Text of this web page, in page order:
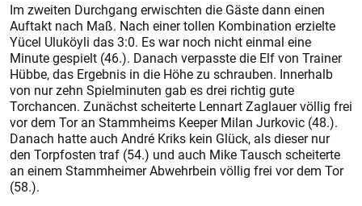
Im zweiten Durchgang erwischten die Gäste dann einen
Auftakt nach Maß. Nach einer tollen Kombination erzielte
Yücel Uluköyli das 3:0. Es war noch nicht einmal eine
Minute gespielt (46.). Danach verpasste die Elf von Trainer
Hübbe, das Ergebnis in die Höhe zu schrauben. Innerhalb
von nur zehn Spielminuten gab es drei richtig gute
Torchancen. Zunächst scheiterte Lennart Zaglauer völlig frei
vor dem Tor an Stammheims Keeper Milan Jurkovic (48.).
Danach hatte auch André Kriks kein Glück, als dieser nur
den Torpfosten traf (54.) und auch Mike Tausch scheiterte
an einem Stammheimer Abwehrbein völlig frei vor dem Tor
(58.).